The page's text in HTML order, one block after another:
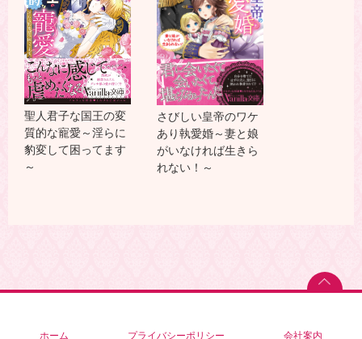
聖人君子な国王の変
質的な寵愛～淫らに
豹変して困ってます
～
さびしい皇帝のワケ
あり執愛婚～妻と娘
がいなければ生きら
れない！～
ホーム プライバシーポリシー 会社案内